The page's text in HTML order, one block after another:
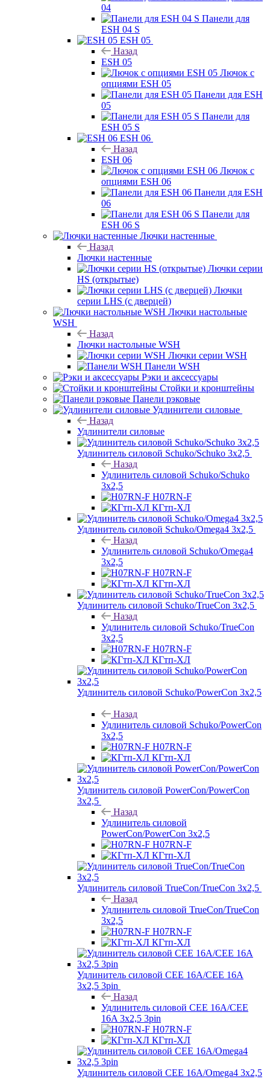
04
Панели для
ESH 04 S
ESH 05
Назад
ESH 05
Лючок с
опциями ESH 05
Панели для ESH
05
Панели для
ESH 05 S
ESH 06
Назад
ESH 06
Лючок с
опциями ESH 06
Панели для ESH
06
Панели для
ESH 06 S
Лючки настенные
Назад
Лючки настенные
Лючки серии
HS (открытые)
Лючки
серии LHS (с дверцей)
Лючки настольные
WSH
Назад
Лючки настольные WSH
Лючки серии WSH
Панели WSH
Рэки и аксессуары
Стойки и кронштейны
Панели рэковые
Удлинители силовые
Назад
Удлинители силовые
Удлинитель силовой Schuko/Schuko 3х2,5
Назад
Удлинитель силовой Schuko/Schuko
3х2,5
H07RN-F
КГтп-ХЛ
Удлинитель силовой Schuko/Omega4 3х2,5
Назад
Удлинитель силовой Schuko/Omega4
3х2,5
H07RN-F
КГтп-ХЛ
Удлинитель силовой Schuko/TrueCon 3х2,5
Назад
Удлинитель силовой Schuko/TrueCon
3х2,5
H07RN-F
КГтп-ХЛ
Удлинитель силовой Schuko/PowerCon 3х2,5
Назад
Удлинитель силовой Schuko/PowerCon
3х2,5
H07RN-F
КГтп-ХЛ
Удлинитель силовой PowerCon/PowerCon
3х2,5
Назад
Удлинитель силовой
PowerCon/PowerCon 3х2,5
H07RN-F
КГтп-ХЛ
Удлинитель силовой TrueCon/TrueCon 3х2,5
Назад
Удлинитель силовой TrueCon/TrueCon
3х2,5
H07RN-F
КГтп-ХЛ
Удлинитель силовой CEE 16A/CEE 16A
3х2,5 3pin
Назад
Удлинитель силовой CEE 16A/CEE
16A 3х2,5 3pin
H07RN-F
КГтп-ХЛ
Удлинитель силовой CEE 16A/Omega4 3х2,5